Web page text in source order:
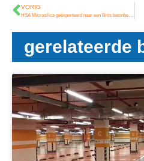
VORIG
gerelateerde